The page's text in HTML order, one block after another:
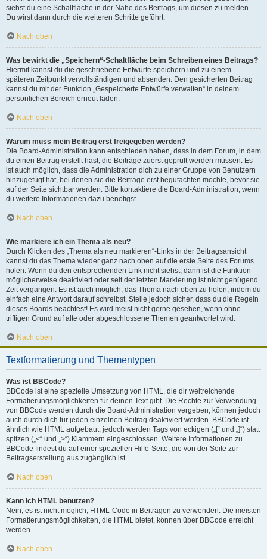
siehst du eine Schaltfläche in der Nähe des Beitrags, um diesen zu melden.
Du wirst dann durch die weiteren Schritte geführt.
Nach oben
Was bewirkt die „Speichern“-Schaltfläche beim Schreiben eines Beitrags?
Hiermit kannst du die geschriebene Entwürfe speichern und zu einem
späteren Zeitpunkt vervollständigen und absenden. Den gesicherten Beitrag
kannst du mit der Funktion „Gespeicherte Entwürfe verwalten“ in deinem
persönlichen Bereich erneut laden.
Nach oben
Warum muss mein Beitrag erst freigegeben werden?
Die Board-Administration kann entschieden haben, dass in dem Forum, in dem
du einen Beitrag erstellt hast, die Beiträge zuerst geprüft werden müssen. Es
ist auch möglich, dass die Administration dich zu einer Gruppe von Benutzern
hinzugefügt hat, bei denen sie die Beiträge erst begutachten möchte, bevor sie
auf der Seite sichtbar werden. Bitte kontaktiere die Board-Administration, wenn
du weitere Informationen dazu benötigst.
Nach oben
Wie markiere ich ein Thema als neu?
Durch Klicken des „Thema als neu markieren“-Links in der Beitragsansicht
kannst du das Thema wieder ganz nach oben auf die erste Seite des Forums
holen. Wenn du den entsprechenden Link nicht siehst, dann ist die Funktion
möglicherweise deaktiviert oder seit der letzten Markierung ist nicht genügend
Zeit vergangen. Es ist auch möglich, das Thema nach oben zu holen, indem du
einfach eine Antwort darauf schreibst. Stelle jedoch sicher, dass du die Regeln
dieses Boards beachtest! Es wird meist nicht gerne gesehen, wenn ohne
triftigen Grund auf alte oder abgeschlossene Themen geantwortet wird.
Nach oben
Textformatierung und Thementypen
Was ist BBCode?
BBCode ist eine spezielle Umsetzung von HTML, die dir weitreichende
Formatierungsmöglichkeiten für deinen Text gibt. Die Rechte zur Verwendung
von BBCode werden durch die Board-Administration vergeben, können jedoch
auch durch dich für jeden einzelnen Beitrag deaktiviert werden. BBCode ist
ähnlich wie HTML aufgebaut, jedoch werden Tags von eckigen („[“ und „]“) statt
spitzen („<“ und „>“) Klammern eingeschlossen. Weitere Informationen zu
BBCode findest du auf einer speziellen Hilfe-Seite, die von der Seite zur
Beitragserstellung aus zugänglich ist.
Nach oben
Kann ich HTML benutzen?
Nein, es ist nicht möglich, HTML-Code in Beiträgen zu verwenden. Die meisten
Formatierungsmöglichkeiten, die HTML bietet, können über BBCode erreicht
werden.
Nach oben